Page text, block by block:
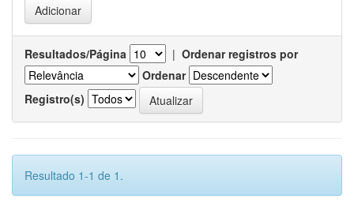
Resultados/Página | Ordenar registros por
Ordenar
Registro(s)
Resultado 1-1 de 1.